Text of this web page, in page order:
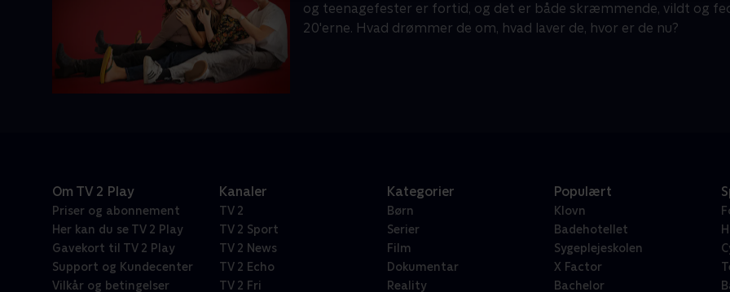
og teenagefester er fortid, og det er både skræmmende, vildt og
20'erne. Hvad drømmer de om, hvad laver de, hvor er de nu?
Om TV 2 Play
Priser og abonnement
Her kan du se TV 2 Play
Gavekort til TV 2 Play
Support og Kundecenter
Vilkår og betingelser
Kanaler
TV 2
TV 2 Sport
TV 2 News
TV 2 Echo
TV 2 Fri
Kategorier
Børn
Serier
Film
Dokumentar
Reality
Populært
Klovn
Badehotellet
Sygeplejeskolen
X Factor
Bachelor